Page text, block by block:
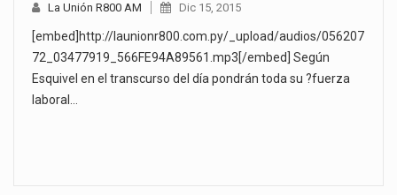
La Unión R800 AM Dic 15, 2015
[embed]http://launionr800.com.py/_upload/audios/056207
72_03477919_566FE94A89561.mp3[/embed] Según
Esquivel en el transcurso del día pondrán toda su ?fuerza
laboral…